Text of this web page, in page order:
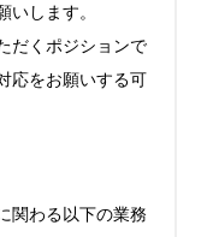
いします。
だくポジションで
応をお願いする可
関わる以下の業務